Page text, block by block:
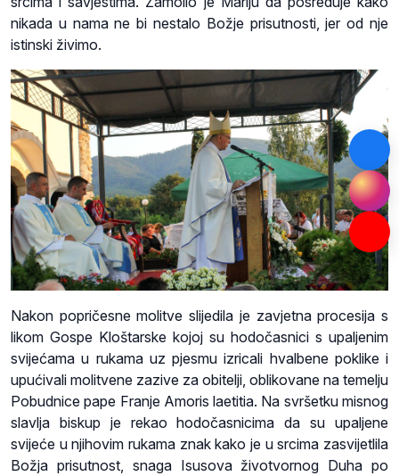
nikada u nama ne bi nestalo Božje prisutnosti, jer od nje
istinski živimo.
Nakon popričesne molitve slijedila je zavjetna procesija s
likom Gospe Kloštarske kojoj su hodočasnici s upaljenim
svijećama u rukama uz pjesmu izricali hvalbene poklike i
upućivali molitvene zazive za obitelji, oblikovane na temelju
Pobudnice pape Franje Amoris laetitia. Na svršetku misnog
slavlja biskup je rekao hodočasnicima da su upaljene
svijeće u njihovim rukama znak kako je u srcima zasvijetlila
Božja prisutnost, snaga Isusova životvornog Duha po